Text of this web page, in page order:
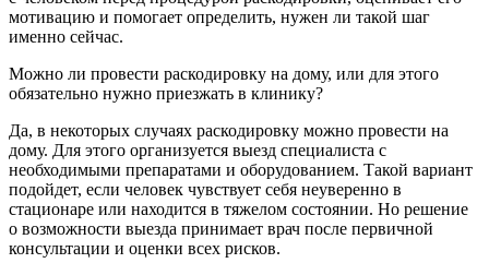
мотивацию и помогает определить, нужен ли такой шаг
именно сейчас.
Можно ли провести раскодировку на дому, или для этого
обязательно нужно приезжать в клинику?
Да, в некоторых случаях раскодировку можно провести на
дому. Для этого организуется выезд специалиста с
необходимыми препаратами и оборудованием. Такой вариант
подойдет, если человек чувствует себя неуверенно в
стационаре или находится в тяжелом состоянии. Но решение
о возможности выезда принимает врач после первичной
консультации и оценки всех рисков.